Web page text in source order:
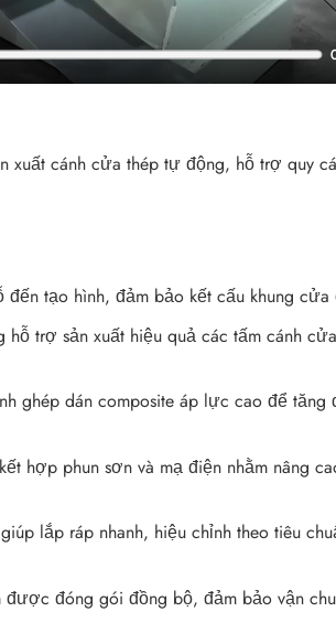
xuất cánh cửa thép tự động, hỗ trợ quy
đến tạo hình, đảm bảo kết cấu khung
hỗ trợ sản xuất hiệu quả các tấm cánh
ghép dán composite áp lực cao để
hợp phun sơn và mạ điện nhằm nâng
lắp ráp nhanh, hiệu chỉnh theo tiêu
được đóng gói đồng bộ, đảm bảo vận